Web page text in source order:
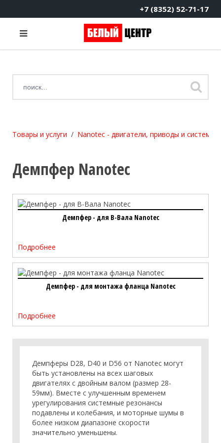
+7 (8352) 52-71-17
Товары и услуги Nanotec - двигатели, приводы и системы
Демпфер Nanotec
Демпфер - для B-Вала Nanotec
Подробнее
Демпфер - для монтажа фланца Nanotec
Подробнее
Демпферы D28, D40 и D56 от Nanotec могут
быть установлены на всех шаговых
двигателях с двойным валом (размер 28-
59мм). Вместе с улучшенным временем
урегулирования системные резонансы
подавлены и колебания, и моторные шумы в
более низком диапазоне скорости
значительно уменьшены.